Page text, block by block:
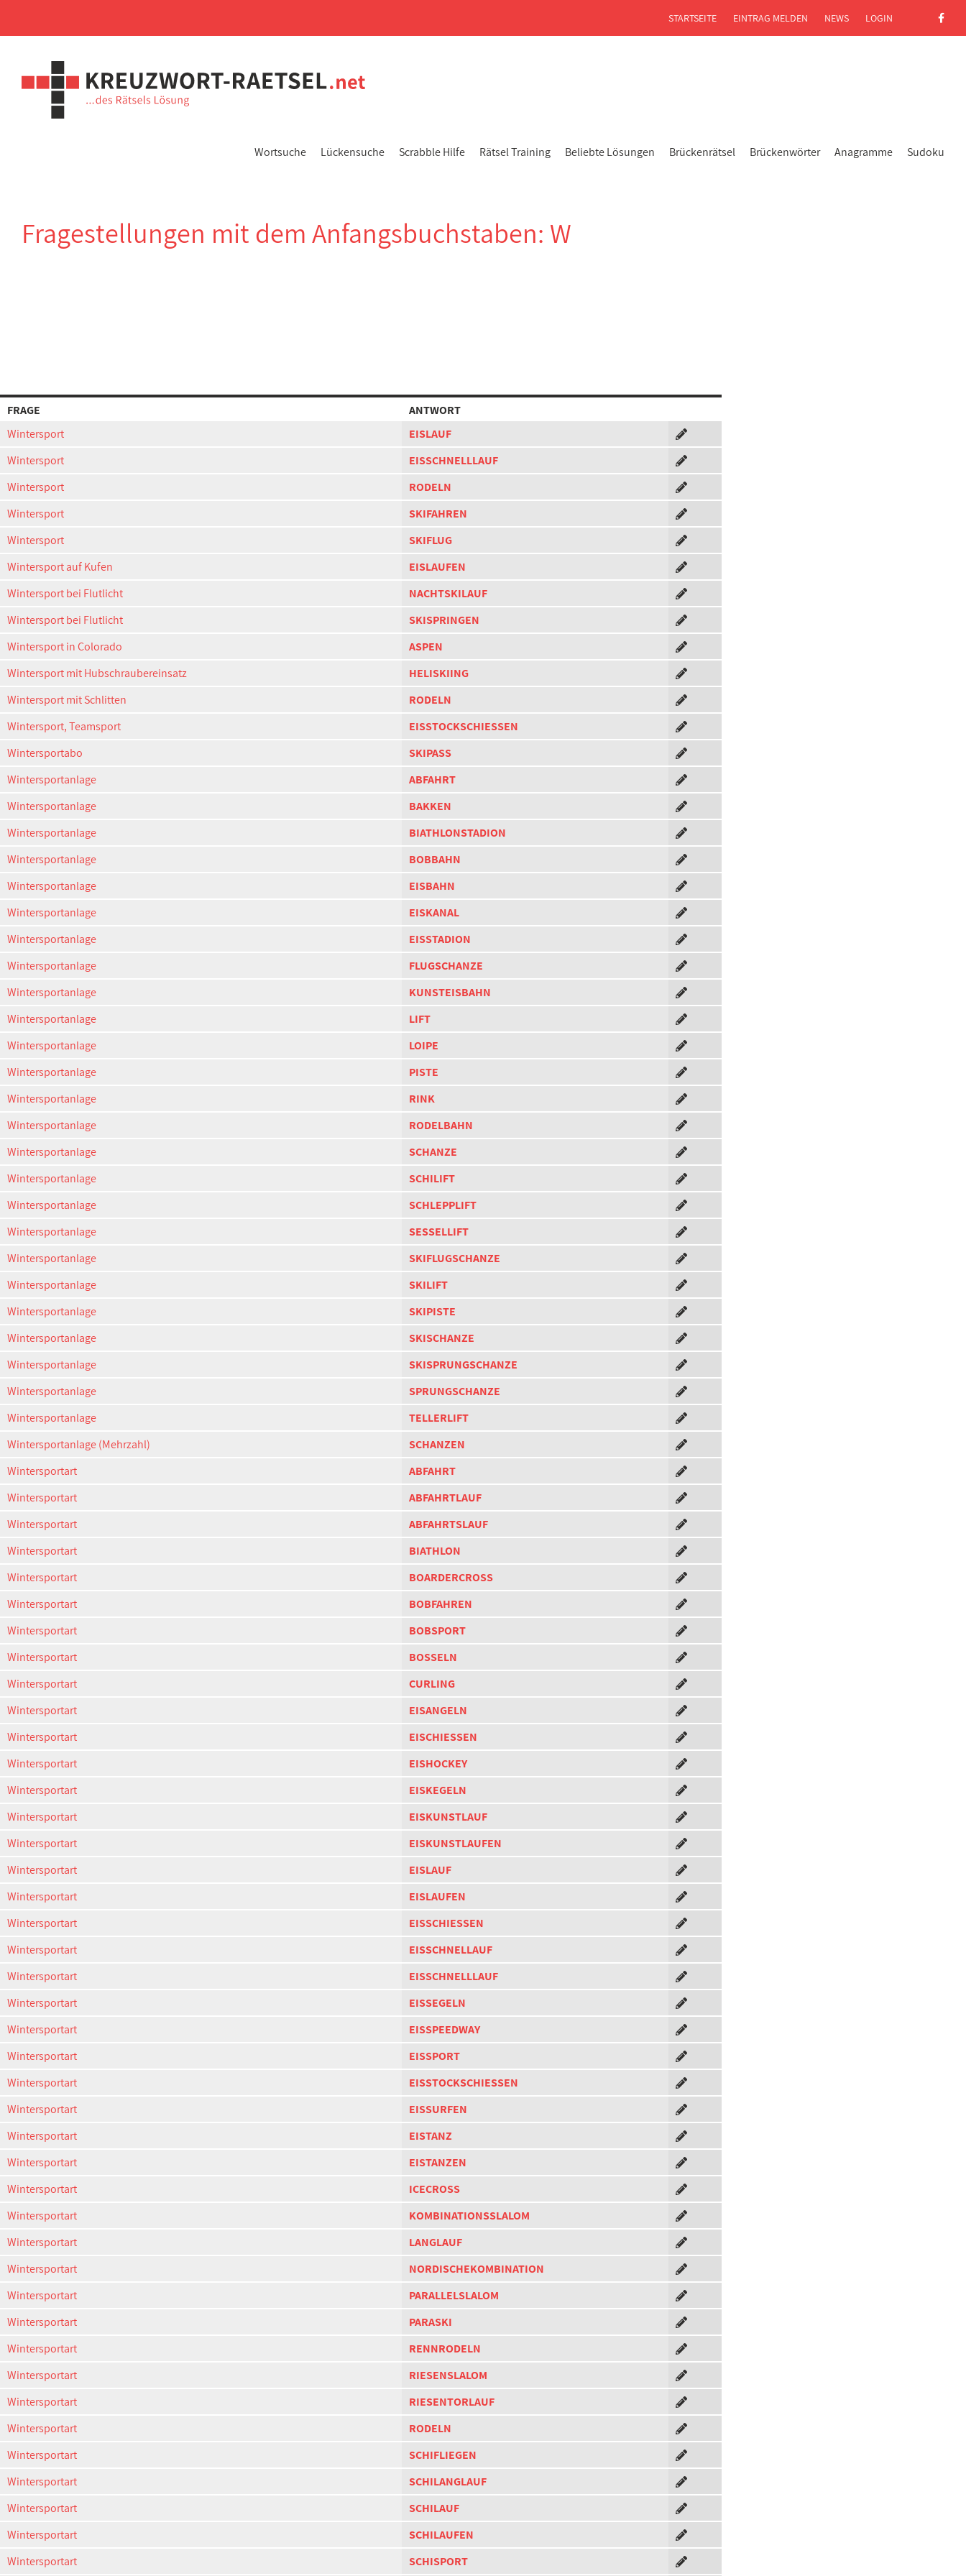
Wortsuche Lückensuche Scrabble Hilfe Rätsel Training Beliebte Lösungen Brückenrätsel Brückenwörter Anagramme Sudoku
STARTSEITE EINTRAG MELDEN NEWS LOGIN
Fragestellungen mit dem Anfangsbuchstaben: W
FRAGE
ANTWORT
Wintersport
EISLAUF
Wintersport
EISSCHNELLLAUF
Wintersport
RODELN
Wintersport
SKIFAHREN
Wintersport
SKIFLUG
Wintersport auf Kufen
EISLAUFEN
Wintersport bei Flutlicht
NACHTSKILAUF
Wintersport bei Flutlicht
SKISPRINGEN
Wintersport in Colorado
ASPEN
Wintersport mit Hubschraubereinsatz
HELISKIING
Wintersport mit Schlitten
RODELN
Wintersport, Teamsport
EISSTOCKSCHIESSEN
Wintersportabo
SKIPASS
Wintersportanlage
ABFAHRT
Wintersportanlage
BAKKEN
Wintersportanlage
BIATHLONSTADION
Wintersportanlage
BOBBAHN
Wintersportanlage
EISBAHN
Wintersportanlage
EISKANAL
Wintersportanlage
EISSTADION
Wintersportanlage
FLUGSCHANZE
Wintersportanlage
KUNSTEISBAHN
Wintersportanlage
LIFT
Wintersportanlage
LOIPE
Wintersportanlage
PISTE
Wintersportanlage
RINK
Wintersportanlage
RODELBAHN
Wintersportanlage
SCHANZE
Wintersportanlage
SCHILIFT
Wintersportanlage
SCHLEPPLIFT
Wintersportanlage
SESSELLIFT
Wintersportanlage
SKIFLUGSCHANZE
Wintersportanlage
SKILIFT
Wintersportanlage
SKIPISTE
Wintersportanlage
SKISCHANZE
Wintersportanlage
SKISPRUNGSCHANZE
Wintersportanlage
SPRUNGSCHANZE
Wintersportanlage
TELLERLIFT
Wintersportanlage (Mehrzahl)
SCHANZEN
Wintersportart
ABFAHRT
Wintersportart
ABFAHRTLAUF
Wintersportart
ABFAHRTSLAUF
Wintersportart
BIATHLON
Wintersportart
BOARDERCROSS
Wintersportart
BOBFAHREN
Wintersportart
BOBSPORT
Wintersportart
BOSSELN
Wintersportart
CURLING
Wintersportart
EISANGELN
Wintersportart
EISCHIESSEN
Wintersportart
EISHOCKEY
Wintersportart
EISKEGELN
Wintersportart
EISKUNSTLAUF
Wintersportart
EISKUNSTLAUFEN
Wintersportart
EISLAUF
Wintersportart
EISLAUFEN
Wintersportart
EISSCHIESSEN
Wintersportart
EISSCHNELLAUF
Wintersportart
EISSCHNELLLAUF
Wintersportart
EISSEGELN
Wintersportart
EISSPEEDWAY
Wintersportart
EISSPORT
Wintersportart
EISSTOCKSCHIESSEN
Wintersportart
EISSURFEN
Wintersportart
EISTANZ
Wintersportart
EISTANZEN
Wintersportart
ICECROSS
Wintersportart
KOMBINATIONSSLALOM
Wintersportart
LANGLAUF
Wintersportart
NORDISCHEKOMBINATION
Wintersportart
PARALLELSLALOM
Wintersportart
PARASKI
Wintersportart
RENNRODELN
Wintersportart
RIESENSLALOM
Wintersportart
RIESENTORLAUF
Wintersportart
RODELN
Wintersportart
SCHIFLIEGEN
Wintersportart
SCHILANGLAUF
Wintersportart
SCHILAUF
Wintersportart
SCHILAUFEN
Wintersportart
SCHISPORT